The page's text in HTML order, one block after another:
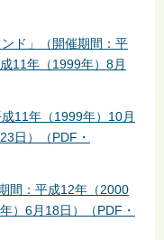
ド」（開催期間：平
11年（1999年）8月
11年（1999年）10月
日）（PDF・
間：平成12年（2000
）6月18日）（PDF・